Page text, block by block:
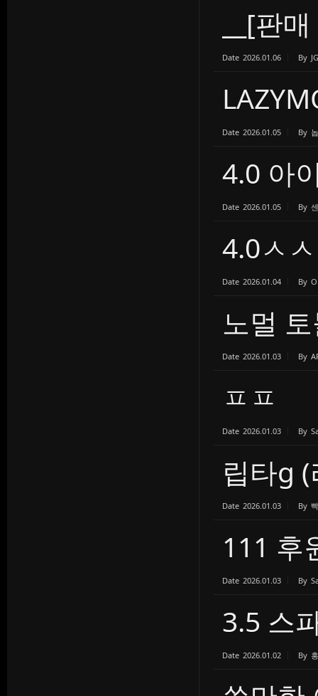
__[판
Date 2026.01.06 By
Date 2026.01.05 By
4.0 아
Date 2026.01.05 By
4.0ㅅ
Date 2026.01.04 By
노멀
Date 2026.01.03 By
ㅍㅍ
Date 2026.01.03 By
립타g
Date 2026.01.03 By
111 후
Date 2026.01.03 By
3.5 스
Date 2026.01.02 By